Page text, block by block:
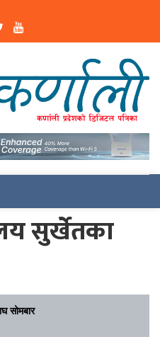
सुर्खेतका
सोमबार